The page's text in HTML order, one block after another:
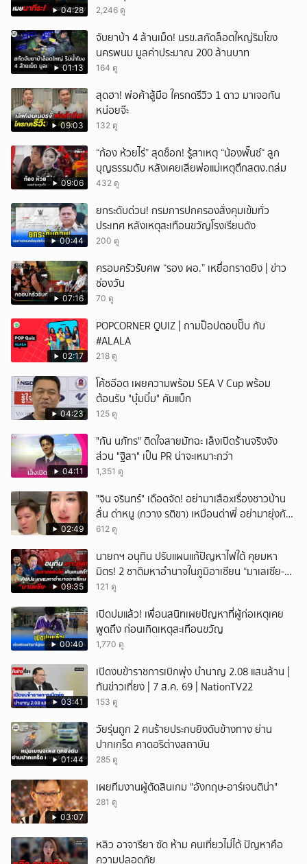
04:28 2,246 ดู
01:13
จับยาบ้า 4 ล้านเม็ด! นรข.สกัดล็อตใหญ่ริมโขง
นครพนม มูลค่าประมาณ 200 ล้านบาท
164 ดู
09:03
สุดฮา! พ่อค้าสู้มือ ใครกดรีวิว 1 ดาว มาเจอกัน
หน่อยจ๊ะ
132 ดู
09:06
“ก้อง ห้วยไร่” สุดช็อก! รู้สาเหตุ “น้องพั๊นซ์“ ลูก
บุญธรรมดับ หลังเคยเสียพ่อแม่เหตุตึกสตง.ถล่ม
432 ดู
00:44
ยกระดับด่วน! กรมการปกครองสั่งคุมเข้มทั่ว
ประเทศ หลังเหตุสะเทือนขวัญโรงเรียนดัง
200 ดู
07:16
ครอบครัวรับศพ “รอง ผอ.” เหยื่อกราดยิง | ข่าว
ช่องวัน
70 ดู
02:17
POPCORNER QUIZ | ถามป็อปตอบปั๊บ กับ
#ALALA
218 ดู
04:23
โค้ชอ๊อต เผยความพร้อม SEA V Cup พร้อม
ต้อนรับ "บุ๋มบิ๋ม" คัมแบ็ก
125 ดู
04:11
"กัน นภัทร" ติดใจสายมัทฉะ เล็งเปิดร้านจริงจัง
ส่วน "ฐิสา" เป็น PR น่าจะเหมาะกว่า
1,351 ดู
02:49
ั่"จิน จรินทร์" เดือดจัด! อย่ามาเสือxเรื่องชาวบ้าน
ลั่น ด่าหนู (กวาง รติชา) เหมือนด่าพี่ อย่ามายุ่งกับ
คนของผม จบ!!!
612 ดู
09:35
นายกฯ อนุทิน ปรับแผนแก้ปัญหาไฟใต้ คุยมหา
มิตร! 2 ชาติมหาอำนาจในภูมิอาเซียน “มาเลเซีย-
อินโดนีเซีย”
121 ดู
00:40
เปิดปมแล้ว! เพื่อนสนิทเผยปัญหาที่ผู้ก่อเหตุเคย
พูดถึง ก่อนเกิดเหตุสะเทือนขวัญ
1,770 ดู
03:41
เปิดงบข้าราชการเบิกพุ่ง บำนาญ 2.08 แสนล้าน |
ทันข่าวเที่ยง | 7 ส.ค. 69 | NationTV22
153 ดู
01:44
วัยรุ่นถูก 2 คนร้ายประกบยิงดับข้างทาง ย่าน
ปากเกร็ด คาดอริต่างสถาบัน
285 ดู
03:07
เผยทีมงานผู้ตัดสินเกม "อังกฤษ-อาร์เจนติน่า"
281 ดู
หลิว อาจารียา ซัด ห้าม คนเที่ยวไม่ได้ ปัญหาคือ
ความปลอดภัย
ยกเลิก